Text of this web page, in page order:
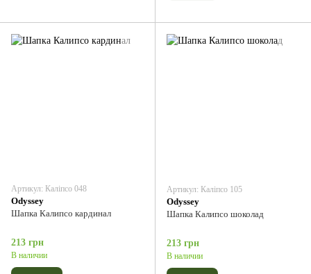
Артикул: Каліпсо 048
Odyssey
Шапка Калипсо кардинал
213 грн
В наличии
Артикул: Каліпсо 105
Odyssey
Шапка Калипсо шоколад
213 грн
В наличии